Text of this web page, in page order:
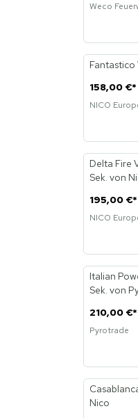
Weco
Fantastico
158,00 €*
NICO
Delta Fire
Sek. von
195,00 €*
NICO
Italian
Sek. von
210,00 €*
Pyrotrade
Nico